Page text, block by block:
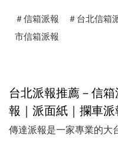
＃信箱派報 ＃台北信
市信箱派報
台北派報推薦－信
報｜派面紙｜攔車
傳達派報是一家專業的大